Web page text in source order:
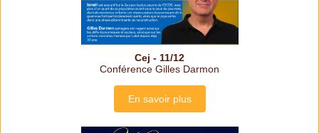
Cej - 11/12
Conférence Gilles Darmon
En savoir plus